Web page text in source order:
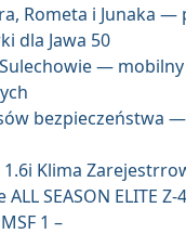
Rometa i Junaka —
dla Jawa 50
—
bezpieczeństwa
Klima
SEASON ELITE Z-
1 –